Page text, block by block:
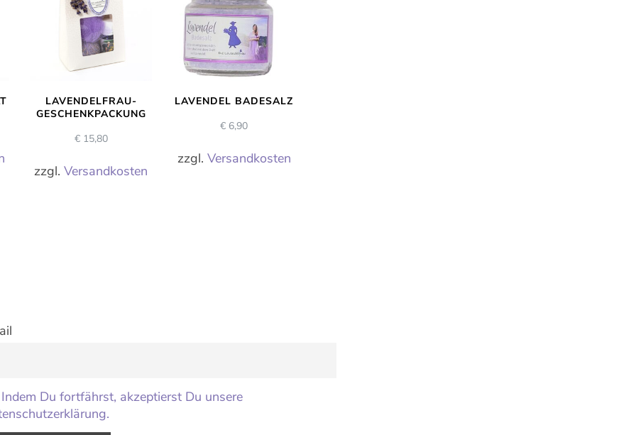
LAVENDELFRAU-
GESCHENKPACKUNG
€15,80
zzgl.Versandkosten
LAVENDEL BADESALZ
€ 6,90
zzgl. Versandkosten
Indem Du fortfährst, akzeptierst Du unsere